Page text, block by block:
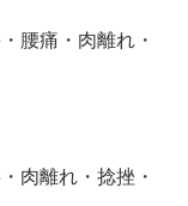
腰痛・肉離れ・
肉離れ・捻挫・